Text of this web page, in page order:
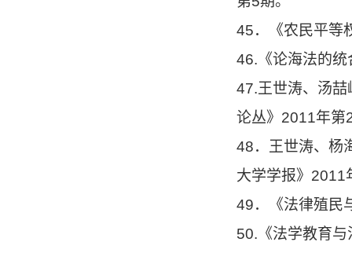
45．《农民平等
46.《论海法的
47.王世涛、汤
论丛》2011年第
48．王世涛、杨
大学学报》2011
49．《法律殖民
50.《法学教育